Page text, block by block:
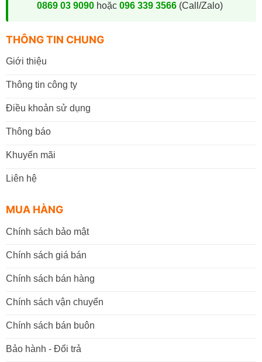
0869 03 9090hoặc 096 339 3566(Call/Zalo)
THÔNG TIN CHUNG
Giới thiệu
Thông tin công ty
Điều khoản sử dụng
Thông báo
Khuyến mãi
Liên hệ
MUA HÀNG
Chính sách bảo mật
Chính sách giá bán
Chính sách bán hàng
Chính sách vận chuyển
Chính sách bán buôn
Bảo hành - Đổi trả